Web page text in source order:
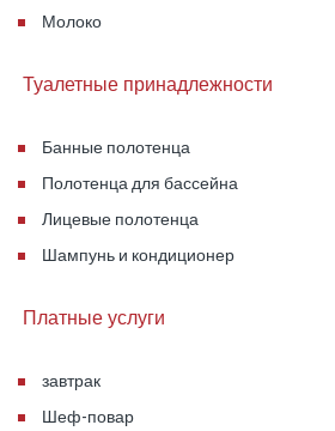
Молоко
Туалетные принадлежности
Банные полотенца
Полотенца для бассейна
Лицевые полотенца
Шампунь и кондиционер
Платные услуги
завтрак
Шеф-повар